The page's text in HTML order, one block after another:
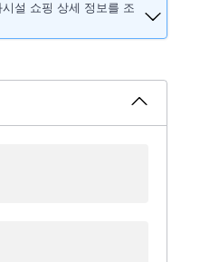
시설 쇼핑 상세 정보를 조